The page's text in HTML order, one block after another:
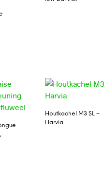
Houtkachel M3 SL –
Harvia